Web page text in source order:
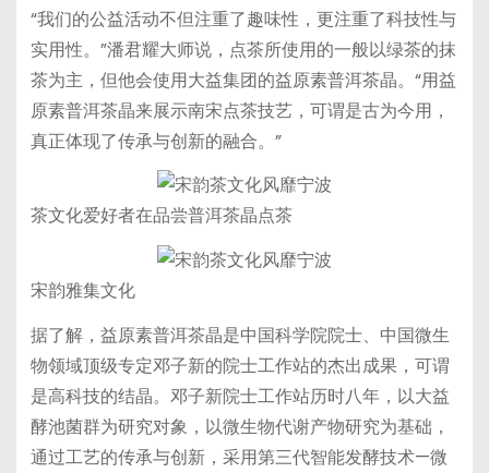
“我们的公益活动不但注重了趣味性，更注重了科技性与
实用性。”潘君耀大师说，点茶所使用的一般以绿茶的抹
茶为主，但他会使用大益集团的益原素普洱茶晶。“用益
原素普洱茶晶来展示南宋点茶技艺，可谓是古为今用，
真正体现了传承与创新的融合。”
茶文化爱好者在品尝普洱茶晶点茶
宋韵雅集文化
据了解，益原素普洱茶晶是中国科学院院士、中国微生
物领域顶级专定邓子新的院士工作站的杰出成果，可谓
是高科技的结晶。邓子新院士工作站历时八年，以大益
酵池菌群为研究对象，以微生物代谢产物研究为基础，
通过工艺的传承与创新，采用第三代智能发酵技术—微